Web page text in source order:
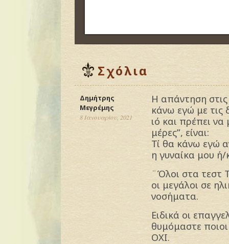
Σχόλια
Δημήτρης
Μεγρέμης
8 Ιανουαρίου, 2021
Η απάντηση στις
κάνω εγώ με τις
ιό και πρέπει να
μέρες”, είναι:
Τί θα κάνω εγώ
η γυναίκα μου ή/
¨Όλοι στα τεστ
οι μεγάλοι σε
νοσήματα.
Ειδικά οι
θυμόμαστε
ΟΧΙ.